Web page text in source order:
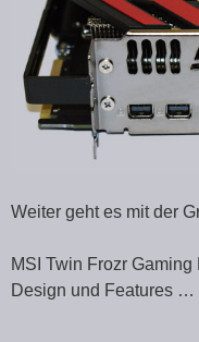
Weiter geht es mit der
MSI Twin Frozr
Design und Features …